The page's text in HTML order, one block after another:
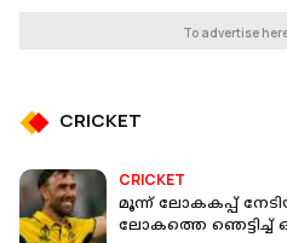
To advertise
CRICKET
CRICKET
മൂന്ന് ലോകകപ്പ്
ലോകത്തെ ഞെട്ടിച്ച്